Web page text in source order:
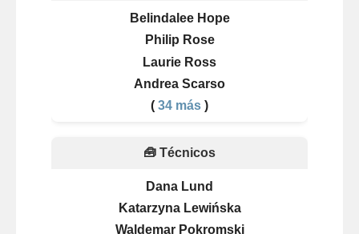
Belindalee Hope
Philip Rose
Laurie Ross
Andrea Scarso
( 34 más )
🧰 Técnicos
Dana Lund
Katarzyna Lewińska
Waldemar Pokromski